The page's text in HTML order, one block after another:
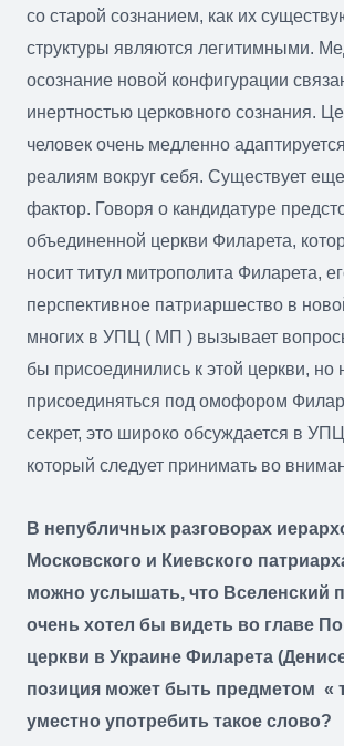
со старой сознанием, как их
структуры являются легитимными.
осознание новой конфигурации
инертностью церковного сознания.
человек очень медленно
реалиям вокруг себя. Существует
фактор. Говоря о кандидатуре
объединенной церкви Филарета,
носит титул митрополита Филарета,
перспективное патриаршество в
многих в УПЦ ( МП ) вызывает
бы присоединились к этой церкви, но
присоединяться под омофором
секрет, это широко обсуждается в
который следует принимать во
В непубличных разговорах
Московского и Киевского
можно услышать, что Вселенский
очень хотел бы видеть во главе
церкви в Украине Филарета
позиция может быть предметом «
уместно употребить такое слово?